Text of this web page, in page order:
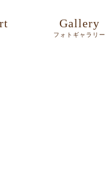
Gallery
フォトギャラリー